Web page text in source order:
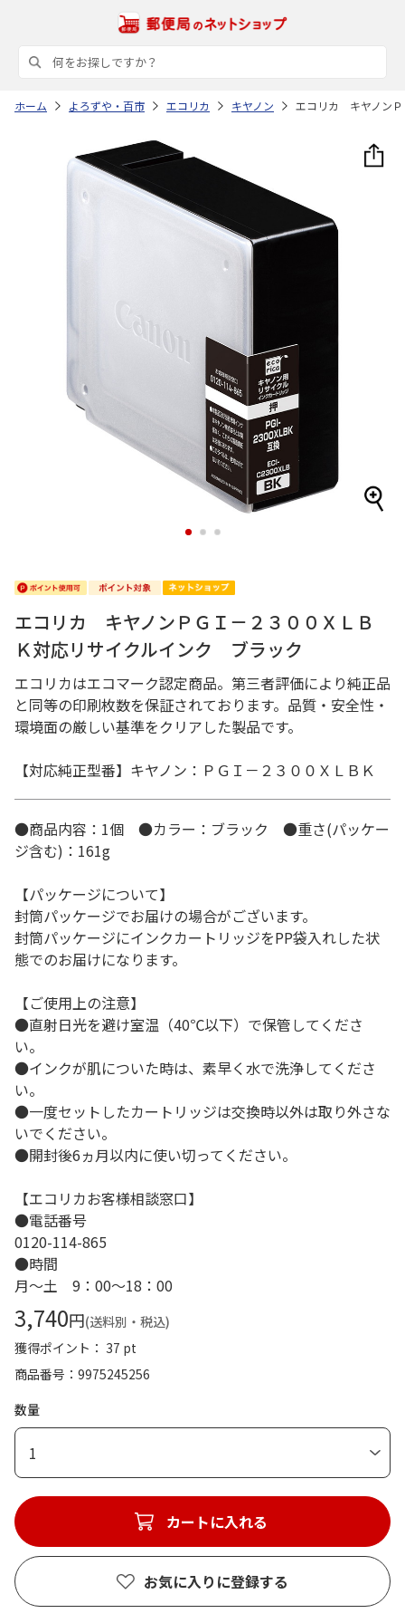
ホーム よろずや・百市 エコリカ キヤノン エコリカ キヤノン
1 2 3
エコリカ キヤノンＰＧＩ－２３００ＸＬＢ
Ｋ対応リサイクルインク ブラック
エコリカはエコマーク認定商品。第三者評価により純正品
と同等の印刷枚数を保証されております。品質・安全性・
環境面の厳しい基準をクリアした製品です。
【対応純正型番】キヤノン：ＰＧＩ－２３００ＸＬＢＫ
●商品内容：1個 ●カラー：ブラック ●重さ(パッケー
ジ含む)：161g
【パッケージについて】
封筒パッケージでお届けの場合がございます。
封筒パッケージにインクカートリッジをPP袋入れした状
態でのお届けになります。
【ご使用上の注意】
●直射日光を避け室温（40℃以下）で保管してくださ
い。
●インクが肌についた時は、素早く水で洗浄してくださ
い。
●一度セットしたカートリッジは交換時以外は取り外さな
いでください。
●開封後6ヵ月以内に使い切ってください。
【エコリカお客様相談窓口】
●電話番号
0120-114-865
●時間
月～土 9：00～18：00
3,740円(送料別・税込)
獲得ポイント： 37 pt
商品番号
9975245256
数量
1
カートに入れる
お気に入りに登録する